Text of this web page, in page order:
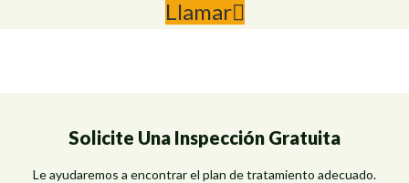
Llamar
Solicite Una Inspección Gratuita
Le ayudaremos a encontrar el plan de tratamiento adecuado.